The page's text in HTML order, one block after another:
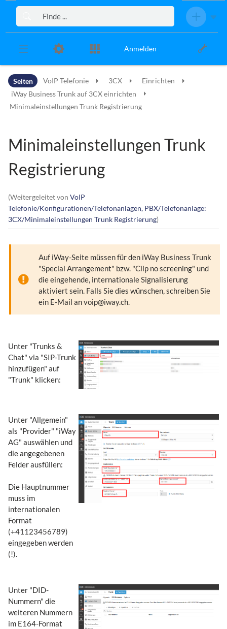
Zur Kopfleiste
Zur Hauptnavigation
Zu den Seitenwerkzeugen
Anmelden
Seiten VoIP Telefonie 3CX
Einrichten
iWay Business Trunk auf 3CX einrichten
Minimaleinstellungen Trunk Registrierung
Minimaleinstellungen Trunk
Registrierung
(Weitergeleitet von VoIP
Telefonie/Konfigurationen/Telefonanlagen, PBX/Telefonanlage:
3CX/Minimaleinstellungen Trunk Registrierung)
Auf iWay-Seite müssen für den iWay Business Trunk
"Special Arrangement" bzw. "Clip no screening" und
die eingehende, internationale Signalisierung
aktiviert sein. Falls Sie dies wünschen, schreiben Sie
ein E-Mail an voip@iway.ch.
Unter "Trunks &
Chat" via "SIP-Trunk
hinzufügen" auf
"Trunk" klicken:
Unter "Allgemein"
als "Provider" "iWay
AG" auswählen und
die angegebenen
Felder ausfüllen:
Die Hauptnummer
muss im
internationalen
Format
(+41123456789)
eingegeben werden
(!).
Unter "DID-
Nummern" die
weiteren Nummern
im E164-Format